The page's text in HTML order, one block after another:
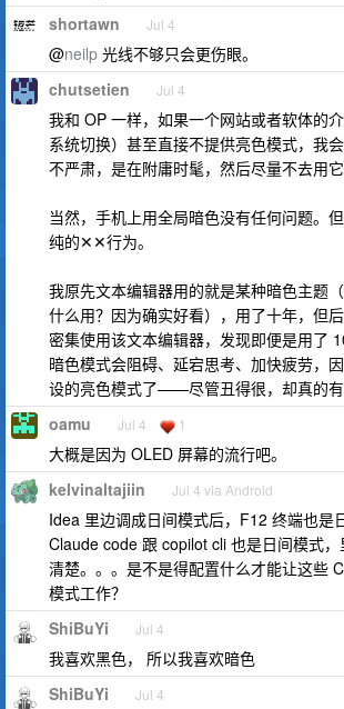
shortawn Jul 4
@neilp 光线不够只会更伤眼。
chutsetien Jul 4
我和 OP 一样，如果一个网站或者软体的
系统切换）甚至直接不提供亮色模式，我
不严肃，是在附庸时髦，然后尽量不去用它
当然，手机上用全局暗色没有任何问题。
纯的✕✕行为。
我原先文本编辑器用的就是某种暗色主题
什么用？因为确实好看），用了十年，但
密集使用该文本编辑器，发现即便是用了
暗色模式会阻碍、延宕思考、加快疲劳，
设的亮色模式了——尽管丑得很，却真的有
oamu Jul 4 1
大概是因为 OLED 屏幕的流行吧。
kelvinaltajiin Jul 4 via Android
Idea 里边调成日间模式后，F12 终端也是
Claude code 跟 copilot cli 也是日间模式
清楚。。。是不是得配置什么才能让这些
模式工作？
ShiBuYi Jul 4
我喜欢黑色， 所以我喜欢暗色
ShiBuYi Jul 4